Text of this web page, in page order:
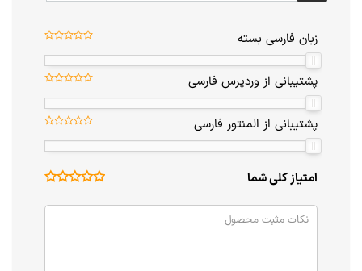
زبان فارسی بسته
پشتیبانی از وردپرس فارسی
پشتیبانی از المنتور فارسی
امتیاز کلی شما